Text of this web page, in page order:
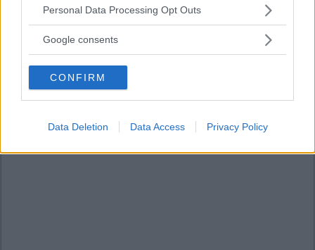
Please note that this website/app uses one or more Google
not limited to your visit or usage behaviour. You may click to
use your data for below specified purposes in below Google
consent section.
Personal Data Processing Opt Outs
Google consents
CONFIRM
Data Deletion Data Access Privacy Policy